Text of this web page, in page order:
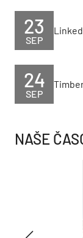
SEP
23
SEP
24